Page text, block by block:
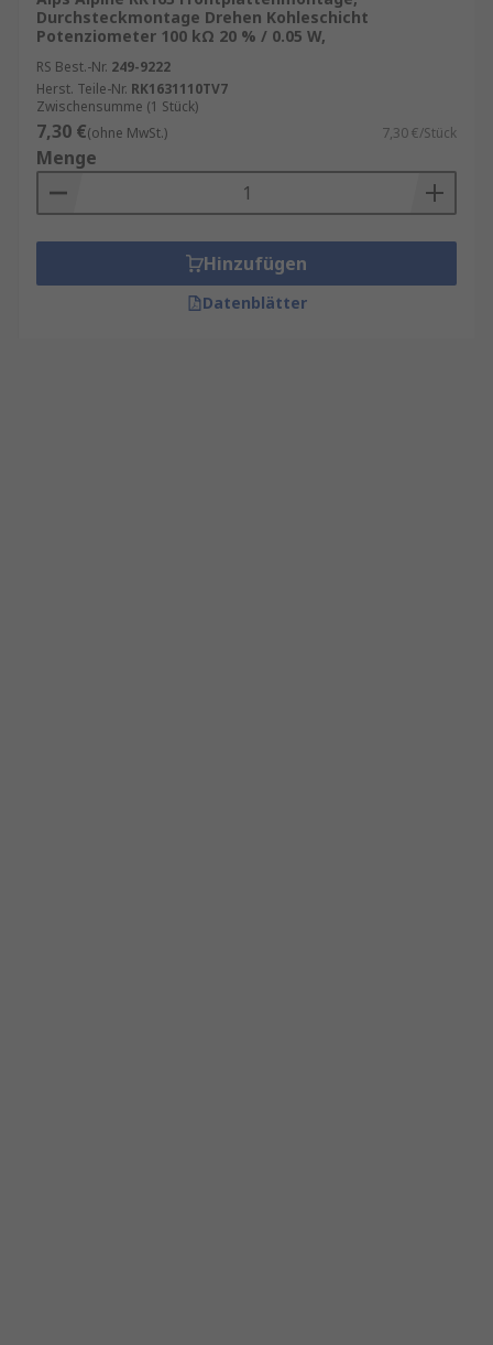
Durchsteckmontage Drehen Kohleschicht
Potenziometer 100 kΩ 20 % / 0.05 W,
RS Best.-Nr. 249-9222
Herst. Teile-Nr. RK1631110TV7
Zwischensumme (1 Stück)
7,30 €(ohne MwSt.) 7,30 €/Stück
Menge
Hinzufügen
Datenblätter